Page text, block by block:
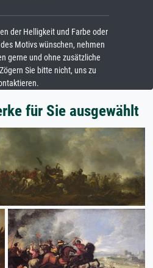
der Helligkeit und Farbe oder
Motivs wünschen, nehmen
gerne und ohne zusätzliche
Sie bitte nicht, uns zu
für Sie ausgewählt